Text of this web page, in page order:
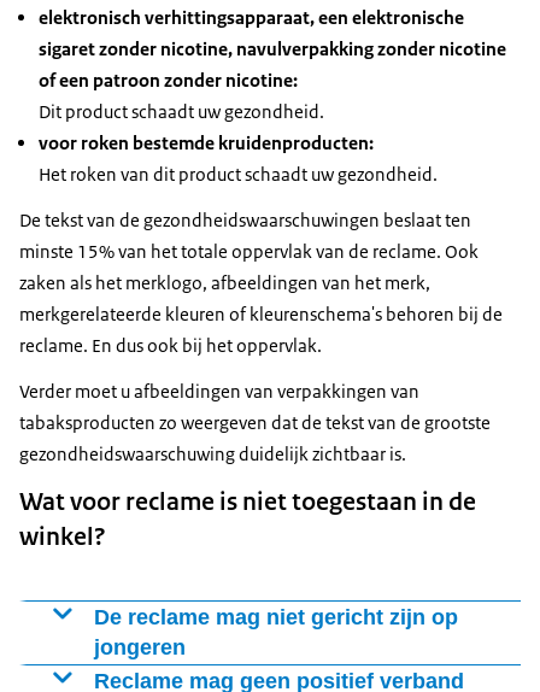
elektronisch verhittingsapparaat, een elektronische
sigaret zonder nicotine, navulverpakking zonder nicotine
of een patroon zonder nicotine:
Dit product schaadt uw gezondheid.
voor roken bestemde kruidenproducten:
Het roken van dit product schaadt uw gezondheid.
De tekst van de gezondheidswaarschuwingen beslaat ten
minste 15% van het totale oppervlak van de reclame. Ook
zaken als het merklogo, afbeeldingen van het merk,
merkgerelateerde kleuren of kleurenschema's behoren bij de
reclame. En dus ook bij het oppervlak.
Verder moet u afbeeldingen van verpakkingen van
tabaksproducten zo weergeven dat de tekst van de grootste
gezondheidswaarschuwing duidelijk zichtbaar is.
Wat voor reclame is niet toegestaan in de
winkel?
De reclame mag niet gericht zijn op
jongeren
U mag geen reclame maken die gericht is op jongeren
Reclame mag geen positief verband